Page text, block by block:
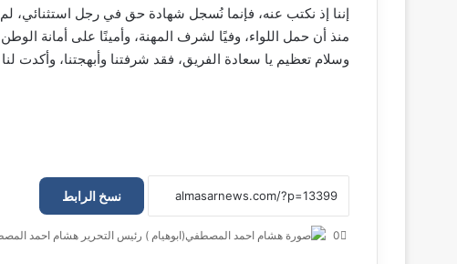
إننا إذ نكتب عنه، فإنما نُسجل شهادة حق في رجل استثنائي،
منذ أن حمل اللواء، وفيًا لشرف المهنة، وأمينًا على أمانة
وسلام تعظيم يا سعادة الفريق، فقد شرفتنا وأبهجتنا، وأكدت
نسخ الرابط
هشام احمد 0